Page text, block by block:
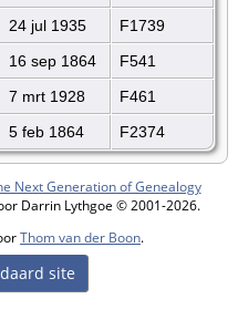
24 jul 1935
F1739
16 sep 1864
F541
7 mrt 1928
F461
5 feb 1864 F2374
Next Generation of Genealogy
Darrin Lythgoe © 2001-2026.
Thom van der Boon.
site